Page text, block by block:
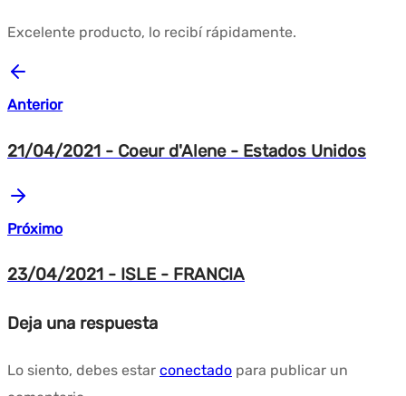
Excelente producto, lo recibí rápidamente.
Anterior
21/04/2021 - Coeur d'Alene - Estados Unidos
Próximo
23/04/2021 - ISLE - FRANCIA
Deja una respuesta
Lo siento, debes estar conectado para publicar un